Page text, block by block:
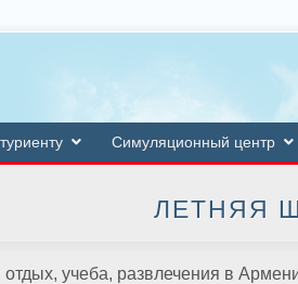
Симуляционный центр
ЛЕТНЯЯ
учеба, развлечения в